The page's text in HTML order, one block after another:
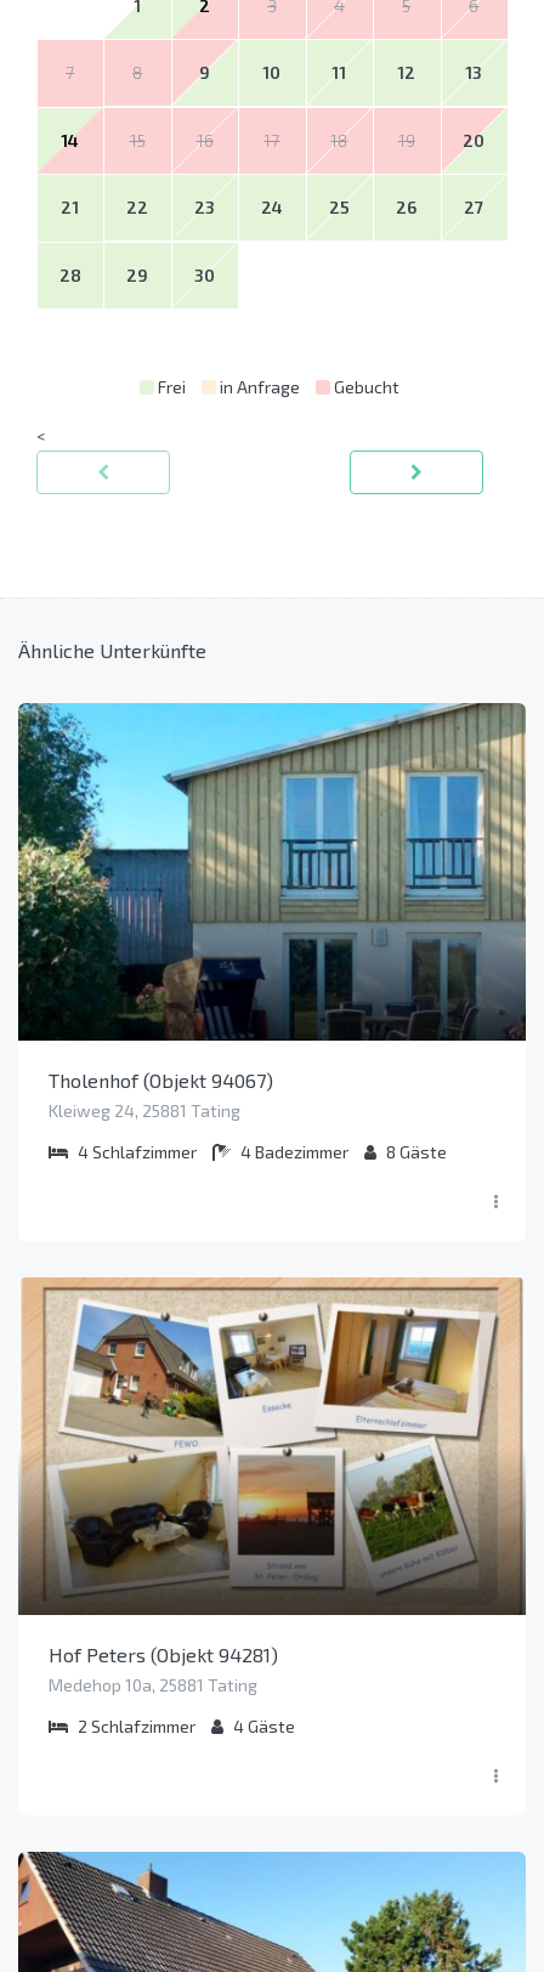
1 2 3 4 5 6
7 8 9 10 11 12 13
14 15 16 17 18 19 20
21 22 23 24 25 26 27
28 29 30
Frei in Anfrage Gebucht
<
Ähnliche Unterkünfte
Tholenhof (Objekt 94067)
Kleiweg 24, 25881 Tating
4Schlafzimmer 4Badezimmer 8 Gäste
Hof Peters (Objekt 94281)
Medehop 10a, 25881 Tating
2 Schlafzimmer 4Gäste